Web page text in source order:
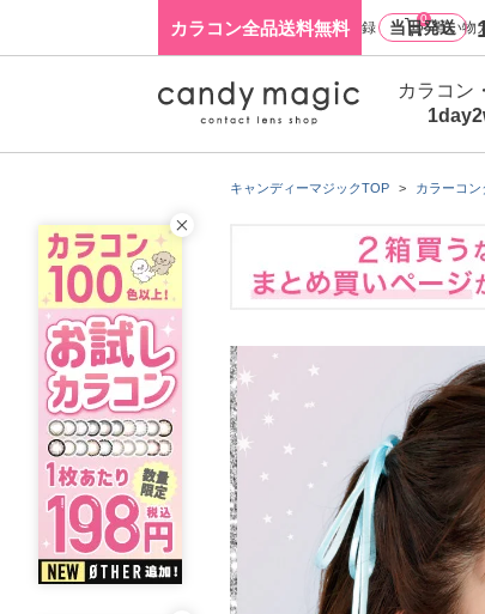
カラコン全品送料無料 当日発送
キャンディーマジックTOP カラーコ
ログイン・新規会員登録
0
買い物
カラコン
1day